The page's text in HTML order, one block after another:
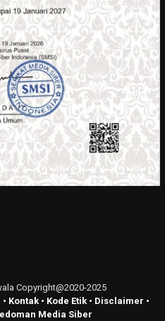
Copyright@2020-2025
• Kontak • Kode Etik • Disclaimer •
Media Siber